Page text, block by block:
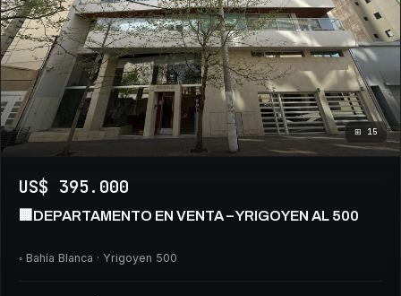
⊞ 15
US$ 395.000
🏢DEPARTAMENTO EN VENTA – YRIGOYEN AL 500
◦ Bahía Blanca · Yrigoyen 500